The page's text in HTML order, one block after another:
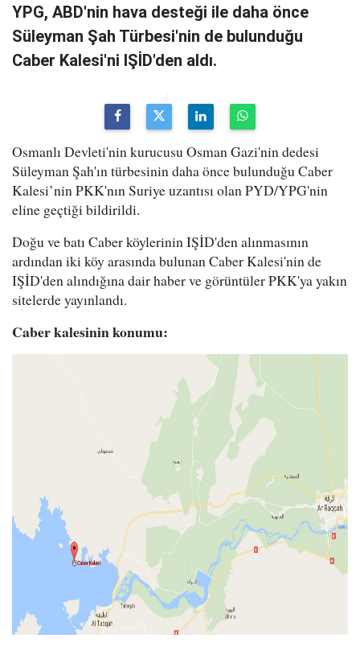
YPG, ABD'nin hava desteği ile daha önce
Süleyman Şah Türbesi'nin de bulunduğu
Caber Kalesi'ni IŞİD'den aldı.
Osmanlı Devleti'nin kurucusu Osman Gazi'nin dedesi
Süleyman Şah'ın türbesinin daha önce bulunduğu Caber
Kalesi’nin PKK'nın Suriye uzantısı olan PYD/YPG'nin
eline geçtiği bildirildi.
Doğu ve batı Caber köylerinin IŞİD'den alınmasının
ardından iki köy arasında bulunan Caber Kalesi'nin de
IŞİD'den alındığına dair haber ve görüntüler PKK'ya yakın
sitelerde yayınlandı.
Caber kalesinin konumu: